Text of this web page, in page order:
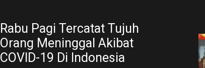
Rabu Pagi Tercatat Tujuh
Orang Meninggal Akibat
COVID-19 Di Indonesia